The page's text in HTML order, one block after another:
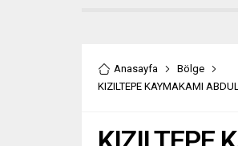
Anasayfa
Bölge
KIZILTEPE KAYMAKAMI